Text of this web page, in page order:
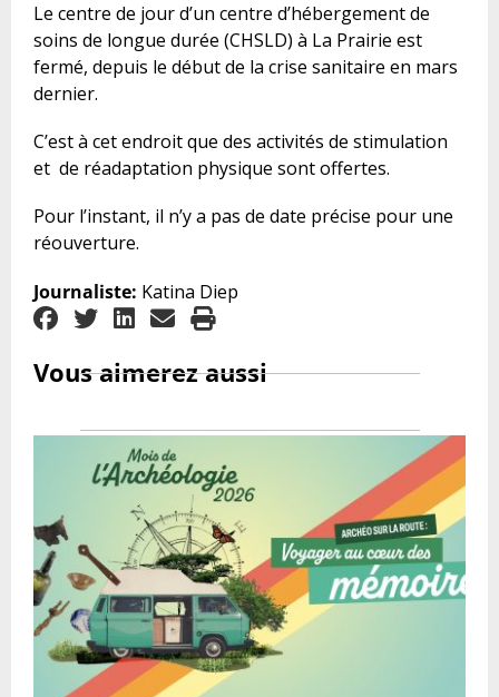
Le centre de jour d’un centre d’hébergement de
soins de longue durée (CHSLD) à La Prairie est
fermé, depuis le début de la crise sanitaire en mars
dernier.
C’est à cet endroit que des activités de stimulation
et de réadaptation physique sont offertes.
Pour l’instant, il n’y a pas de date précise pour une
réouverture.
Journaliste: Katina Diep
Vous aimerez aussi